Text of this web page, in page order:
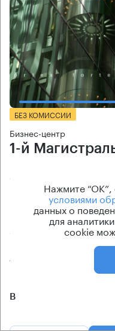
БЕЗ КОМИССИИ
Бизнес-центр
1-й
Шелепиха → 1.65 км ~
320 м →
История предложений
146 кв.м
B
Нажмите “ОК”,
условиями
данных о
для
cookie